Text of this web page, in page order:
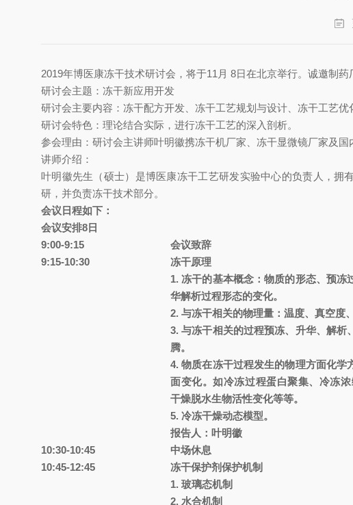
2019年博医康冻干技术研讨会，将于11月 8日在北京举行。诚邀制
研讨会主题：冻干新应用开发
研讨会主要内容：冻干配方开发、冻干工艺规划与设计、冻干工艺优
研讨会特色：理论结合实际，进行冻干工艺的深入剖析。
参会理由：研讨会主讲师叶明徽携冻干机厂家、冻干显微镜厂家及国
讲师介绍：
叶明徽先生（硕士）是博医康冻干工艺研发实验中心的负责人，
研，并负责冻干技术部分。
会议日程如下：
会议安排8日
9:00-9:15
会议致辞
9:15-10:30
冻干原理
1.冻干的基本概念：物质的形态、预冻
华解析过程形态的变化。
2. 与冻干相关的物理量：温度、真空度
3.与冻干相关的过程预冻、升华、解析
腾。
4.物质在冻干过程发生的物理方面化学
面变化。如冷冻过程蛋白聚集、冷冻浓
干燥脱水生物活性变化等等。
5. 冷冻干燥动态模型。
报告人：叶明徽
10:30-10:45
中场休息
10:45-12:45
冻干保护剂保护机制
1. 玻璃态机制
2. 水合机制